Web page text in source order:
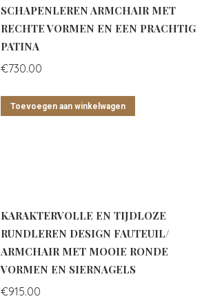
SCHAPENLEREN ARMCHAIR MET
RECHTE VORMEN EN EEN PRACHTIG
PATINA
€730.00
Toevoegen aan winkelwagen
KARAKTERVOLLE EN TIJDLOZE
RUNDLEREN DESIGN FAUTEUIL/
ARMCHAIR MET MOOIE RONDE
VORMEN EN SIERNAGELS
€915.00